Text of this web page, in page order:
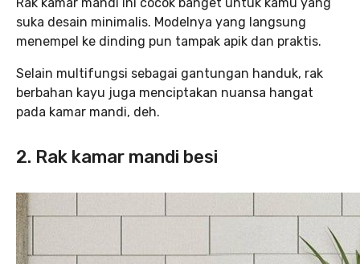
suka desain minimalis. Modelnya yang langsung
menempel ke dinding pun tampak apik dan praktis.
Selain multifungsi sebagai gantungan handuk, rak
berbahan kayu juga menciptakan nuansa hangat
pada kamar mandi, deh.
2. Rak kamar mandi besi